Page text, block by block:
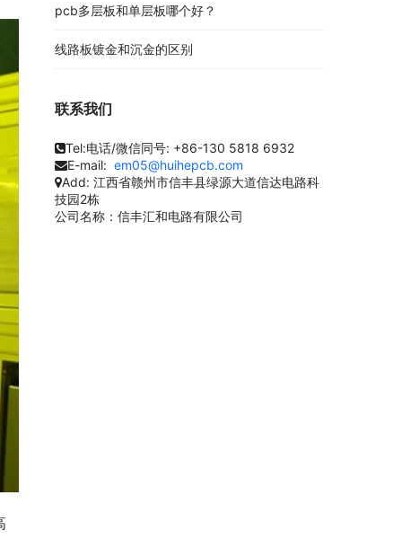
pcb多层板和单层板哪个好？
线路板镀金和沉金的区别
联系我们
Tel:电话/微信同号: +86-130 5818 6932
E-mail: em05@huihepcb.com
Add: 江西省赣州市信丰县绿源大道信达电路科
技园2栋
公司名称：信丰汇和电路有限公司